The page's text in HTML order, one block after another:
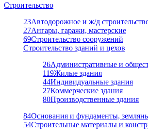
Строительство
23Автодорожное и ж/д
27Ангары, гаражи, мастерские
69Строительство сооружений
Строительство зданий и цехов
26Административные и
119Жилые здания
44Индивидуальные здания
27Коммерческие здания
80Производственные здания
84Основания и фундаменты,
54Строительные материалы и